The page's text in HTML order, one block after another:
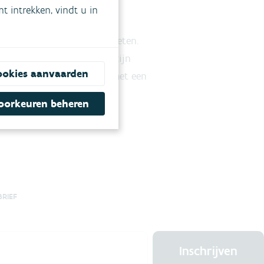
die fijn stof kunnen opmeten.
die schadelijk kunnen zijn
luchtkwaliteit
met een
Inschrijven
intrekken, vindt u in
aanvaarden
beheren